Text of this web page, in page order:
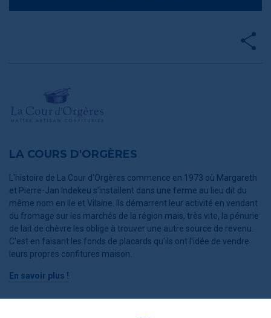
LA COURS D'ORGÈRES
L'histoire de La Cour d'Orgères commence en 1973 où Margareth
et Pierre-Jan Indekeu s'installent dans une ferme au lieu dit du
même nom en Ile et Vilaine. Ils démarrent leur activité en vendant
du fromage sur les marchés de la région mais, très vite, la pénurie
de lait de chèvre les oblige à trouver une autre source de revenu.
C'est en faisant les fonds de placards qu'ils ont l'idée de vendre
leurs propres confitures maison.
En savoir plus !